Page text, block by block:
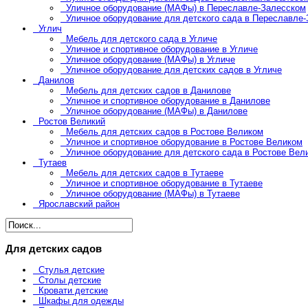
Уличное оборудование (МАФы) в Переславле-Залесском
Уличное оборудование для детского сада в
Углич
Мебель для детского сада в Угличе
Уличное и спортивное оборудование в Угличе
Уличное оборудование (МАФы) в Угличе
Уличное оборудование для детских садов в Угличе
Данилов
Мебель для детских садов в Данилове
Уличное и спортивное оборудование в Данилове
Уличное оборудование (МАФы) в Данилове
Ростов Великий
Мебель для детских садов в Ростове Великом
Уличное и спортивное оборудование в Ростове Великом
Уличное оборудование для детского сада в Ростове
Тутаев
Мебель для детских садов в Тутаеве
Уличное и спортивное оборудование в Тутаеве
Уличное оборудование (МАФы) в Тутаеве
Ярославский район
Для детских садов
Стулья детские
Столы детские
Кровати детские
Шкафы для одежды